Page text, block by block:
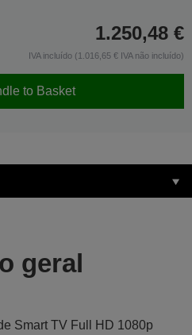
1.250,48 €
IVA incluído (1.016,65 € IVA não incluído)
to Basket
geral
Smart TV Full HD 1080p